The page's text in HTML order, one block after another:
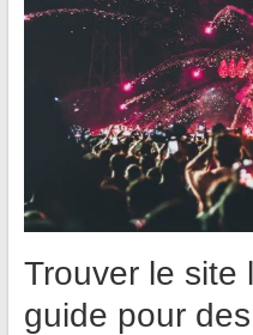
Trouver le site
guide pour